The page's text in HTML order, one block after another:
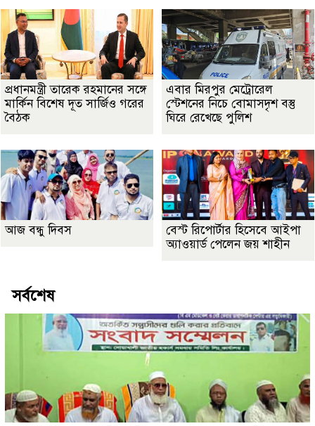
প্রধানমন্ত্রী তারেক রহমানের সঙ্গে
মার্কিন বিশেষ দূত সার্জিও গরের
বৈঠক
এবার মিরপুর মেট্রোরেল
স্টেশনের নিচে বোমাসদৃশ বস্তু
ঘিরে রেখেছে পুলিশ
আজ বন্ধু দিবস
বেস্ট রিপোর্টার হিসেবে আইপা
অ্যাওয়ার্ড পেলেন জয় শাহীন
সর্বশেষ